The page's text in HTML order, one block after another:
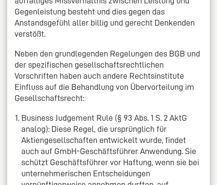
Gegenleistung besteht und dies gegen das
Anstandsgefühl aller billig und gerecht Denkenden
verstößt.
Neben den grundlegenden Regelungen des BGB und
der spezifischen gesellschaftsrechtlichen
Vorschriften haben auch andere Rechtsinstitute
Einfluss auf die Behandlung von Übervorteilung im
Gesellschaftsrecht:
Business Judgement Rule (§ 93 Abs. 1 S. 2 AktG
analog): Diese Regel, die ursprünglich für
Aktiengesellschaften entwickelt wurde, findet
auch auf GmbH-Geschäftsführer Anwendung. Sie
schützt Geschäftsführer vor Haftung, wenn sie bei
unternehmerischen Entscheidungen